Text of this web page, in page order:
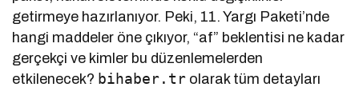
getirmeye hazırlanıyor. Peki, 11. Yargı Paketi’nde
hangi maddeler öne çıkıyor, “af” beklentisi ne kadar
gerçekçi ve kimler bu düzenlemelerden
etkilenecek? bihaber.tr olarak tüm detayları